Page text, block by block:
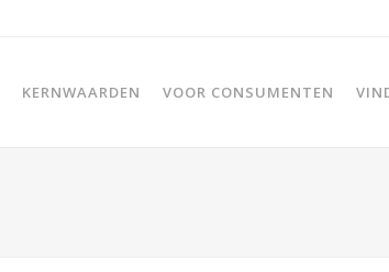
KERNWAARDEN VOOR CONSUMENTEN